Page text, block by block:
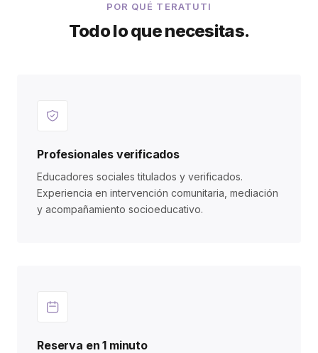
POR QUÉ TERATUTI
Todo lo que necesitas.
Profesionales verificados
Educadores sociales titulados y verificados.
Experiencia en intervención comunitaria, mediación
y acompañamiento socioeducativo.
Reserva en 1 minuto